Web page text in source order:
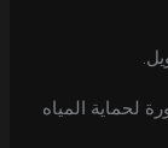
لحماية المياه